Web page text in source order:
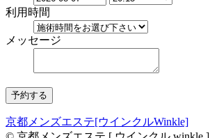
利用時間
メッセージ
京都メンズエステ[ウインクルWinkle]